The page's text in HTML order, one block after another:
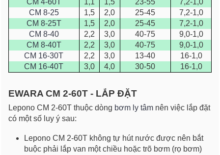
CM 4-60T
1,1 1,5 23-55
7,2-1,0
CM 8-25
1,5 2,0 25-45
7,2-1,0
CM 8-25T
1,5 2,0 25-45
7,2-1,0
CM 8-40
2,2 3,0 40-75
9,0-1,0
CM 8-40T
2,2 3,0 40-75
9,0-1,0
CM 16-30T
2,2 3,0 13-40
16-1,0
CM 16-40T
3,0 4,0 30-50 16-1,0
EWARA CM 2-60T - LẮP ĐẶT
Lepono CM 2-60T thuộc dòng bơm ly tâm nên việc lắp đặt
có một số luy ý sau:
Lepono CM 2-60T không tự hút nước được nên bắt
buộc phải lắp van một chiều hoặc trõ bơm (rọ bơm)